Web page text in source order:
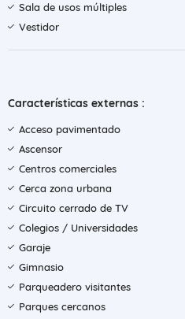
Sala de usos múltiples
Vestidor
Características externas :
Acceso pavimentado
Ascensor
Centros comerciales
Cerca zona urbana
Circuito cerrado de TV
Colegios / Universidades
Garaje
Gimnasio
Parqueadero visitantes
Parques cercanos